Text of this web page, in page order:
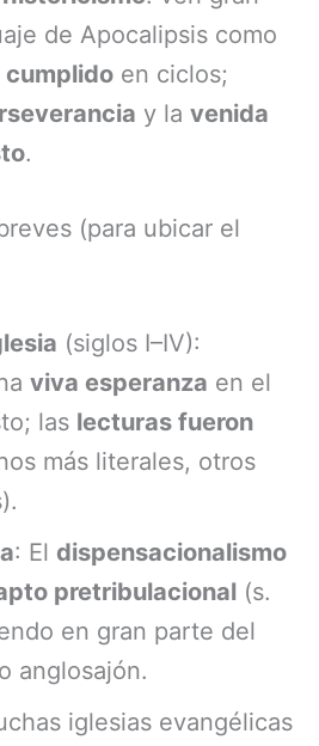
de Apocalipsis como
cumplido en ciclos;
y la venida
.
(para ubicar el
(siglos I–IV):
viva esperanza en el
las lecturas fueron
más literales, otros
: El dispensacionalismo
pretribulacional (s.
en gran parte del
anglosajón.
iglesias evangélicas